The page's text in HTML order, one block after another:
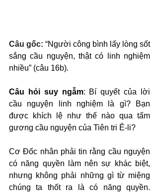
Câu gốc: “Người công bình lấy lòng sốt
sắng cầu nguyện, thật có linh nghiệm
nhiều” (câu 16b).
Câu hỏi suy ngẫm: Bí quyết của lời
cầu nguyện linh nghiệm là gì? Bạn
được khích lệ như thế nào qua tấm
gương cầu nguyện của Tiên tri Ê-li?
Cơ Đốc nhân phải tin rằng cầu nguyện
có năng quyền làm nên sự khác biệt,
nhưng không phải những gì từ miệng
chúng ta thốt ra là có năng quyền.